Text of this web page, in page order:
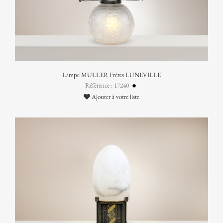
Lampe MULLER Frères LUNEVILLE
Référence : 17240
Ajouter à votre liste